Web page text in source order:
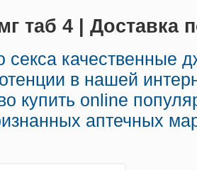
таб 4 | Доставка
секса качественные
в нашей
купить online
аптечных